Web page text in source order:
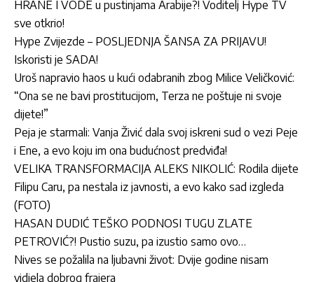
HRANE I VODE u pustinjama Arabije?! Voditelj Hype TV
sve otkrio!
Hype Zvijezde – POSLJEDNJA ŠANSA ZA PRIJAVU!
Iskoristi je SADA!
Uroš napravio haos u kući odabranih zbog Milice Veličković:
“Ona se ne bavi prostitucijom, Terza ne poštuje ni svoje
dijete!”
Peja je starmali: Vanja Živić dala svoj iskreni sud o vezi Peje
i Ene, a evo koju im ona budućnost predviđa!
VELIKA TRANSFORMACIJA ALEKS NIKOLIĆ: Rodila dijete
Filipu Caru, pa nestala iz javnosti, a evo kako sad izgleda
(FOTO)
HASAN DUDIĆ TEŠKO PODNOSI TUGU ZLATE
PETROVIĆ?! Pustio suzu, pa izustio samo ovo…
Nives se požalila na ljubavni život: Dvije godine nisam
vidjela dobrog frajera